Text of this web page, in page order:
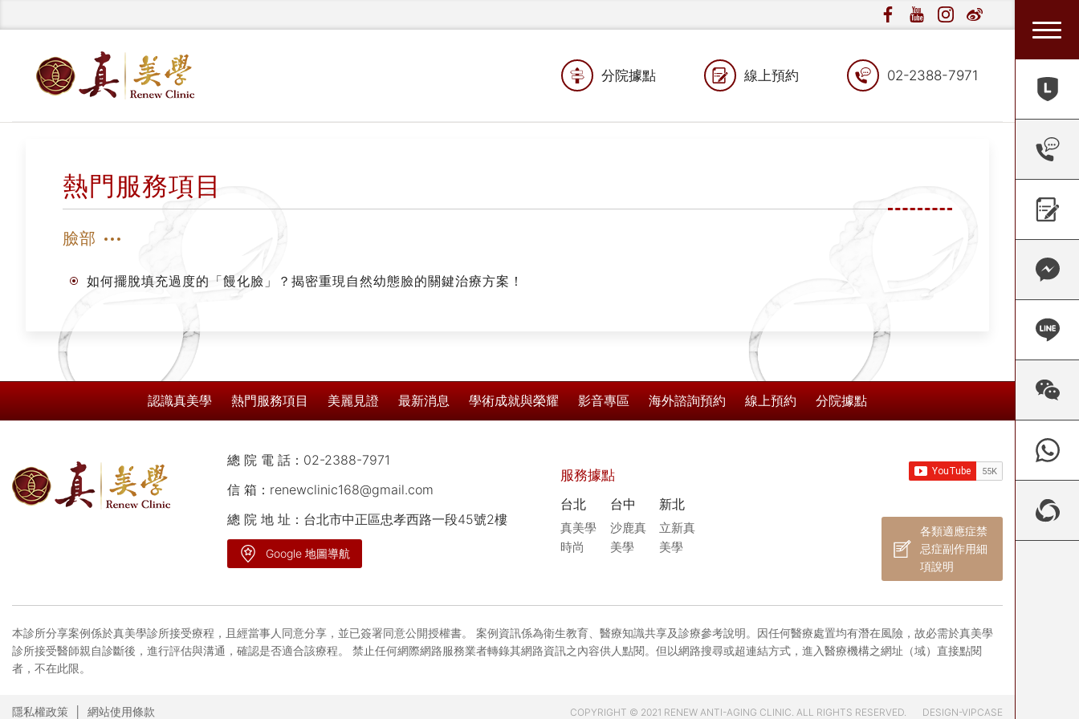
分院據點 線上預約 02-2388-7971
熱門服務項目
臉部
如何擺脫填充過度的「饅化臉」？揭密重現自然幼態臉的關鍵治療方案！
認識真美學 熱門服務項目 美麗見證 最新消息 學術成就與榮耀 影音專區 海外諮詢預約 線上預約 分院據點
總 院 電 話： 02-2388-7971
信 箱： renewclinic168@gmail.com
總 院 地 址：台北市中正區忠孝西路一段45號2樓
Google 地圖導航
服務據點
台北
真美學
時尚
台中
沙鹿真
美學
新北
立新真
美學
各類適應症禁
忌症副作用細
項說明
本診所分享案例係於真美學診所接受療程，且經當事人同意分享，並已簽署同意公開授權書。 案例資訊係為衛生教育、醫療知識共享及診療參考說明。因任何醫療處置均有潛在風險，故必需於真美學
診所接受醫師親自診斷後，進行評估與溝通，確認是否適合該療程。 禁止任何網際網路服務業者轉錄其網路資訊之內容供人點閱。但以網路搜尋或超連結方式，進入醫療機構之網址（域）直接點閱
者，不在此限。
隱私權政策 網站使用條款 COPYRIGHT © 2021 RENEW ANTI-AGING CLINIC. ALL RIGHTS RESERVED. DESIGN-VIPCASE